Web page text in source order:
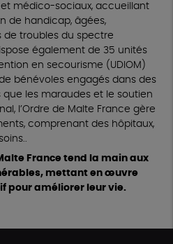
médico-sociaux, accueillant
de handicap, âgées,
troubles du spectre
également de 35 unités
en secourisme (UDIOM)
bénévoles engagés dans des
les maraudes et le soutien
l’Ordre de Malte France gère
comprenant des hôpitaux,
France tend la main aux
mettant en œuvre
pour améliorer leur vie.